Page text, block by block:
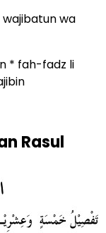
wa
* fah-fadz li
Rasul